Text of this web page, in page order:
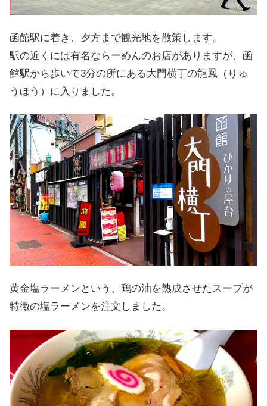
函館駅に着き、夕方まで観光地を散策します。
駅の近くには有名ならーめんのお店がありますが、函
館駅から歩いて3分の所にある大門横丁の龍鳳（りゅ
うほう）に入りました。
黄金塩ラーメンという、鶏の油を熟成させたスープが
特徴の塩ラーメンを注文しました。